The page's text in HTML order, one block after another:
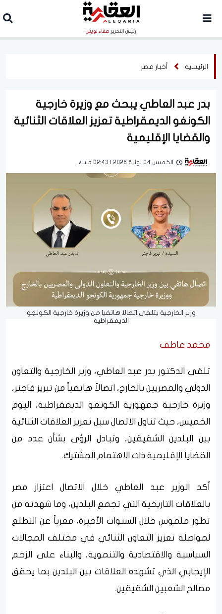
رئيس التحرير صفاء لويس
الرئيسية أخبار مصر
بدر عبد العاطي يبحث مع وزيرة خارجية
الكونغو الديمقراطية تعزيز العلاقات الثنائية
والقضايا الإقليمية
الخميس 04 يونية 2026 | 02:43 مساءً
وزير الخارجية يتلقى اتصالا هاتفيا من وزيرة خارجية الكونجو
الديمقراطية
محمد عاطف
تلقى الدكتور بدر عبد العاطي، وزير الخارجية والتعاون
الدولي والمصريين بالخارج، اتصالاً هاتفياً من تيريز فاجنر،
وزيرة خارجية جمهورية الكونغو الديمقراطية، اليوم
الخميس، حيث تناول الاتصال سبل تعزيز العلاقات الثنائية
بين البلدين الشقيقين، وتبادل الرؤى بشأن عدد من
القضايا الإقليمية ذات الاهتمام المشترك.
أكد الوزير عبد العاطي خلال الاتصال اعتزاز مصر
بالعلاقات التاريخية التي تجمع البلدين، وما شهدته من
تطور ملموس خلال السنوات الأخيرة، معرباً عن التطلع
لمواصلة تعزيز التعاون الثنائي في مختلف المجالات
السياسية والاقتصادية والتنموية، والبناء على الزخم
الإيجابي الذي تشهده العلاقات بين البلدين بما يحقق
مصالح الشعبين الشقيقين.